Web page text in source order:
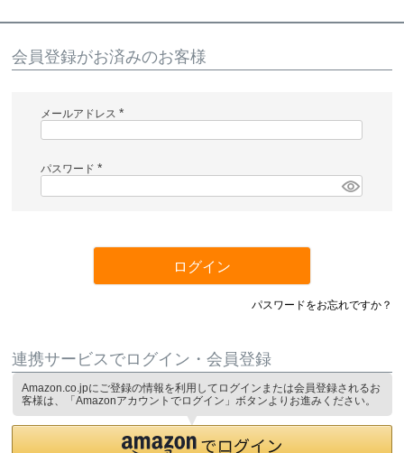
会員登録がお済みのお客様
メールアドレス
必
パスワード
必
ログイン
パスワードをお忘れですか？
連携サービスでログイン・会員登録
Amazon.co.jpにご登録の情報を利用してログインまたは会員登録されるお
客様は、「Amazonアカウントでログイン」ボタンよりお進みください。